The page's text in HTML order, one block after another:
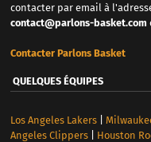
contacter par email à
contact@parlons-basket.com
Contacter Parlons Basket
QUELQUES ÉQUIPES
Los Angeles Lakers|
Angeles Clippers| Houston